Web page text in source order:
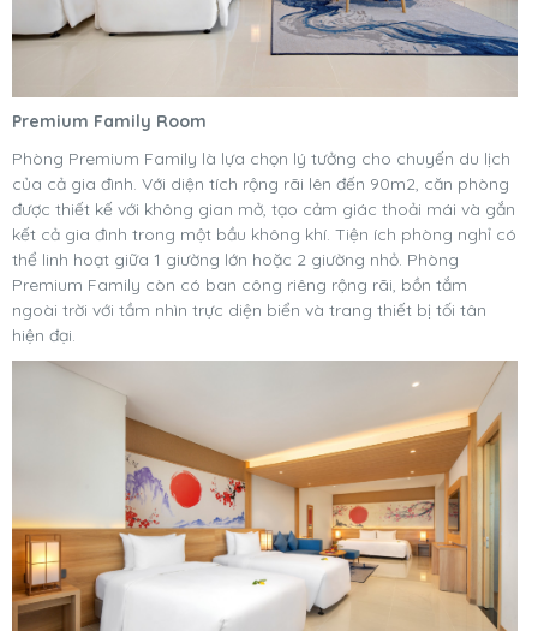
Premium Family Room
Phòng Premium Family là lựa chọn lý tưởng cho chuyến du lịch
của cả gia đình. Với diện tích rộng rãi lên đến 90m2, căn phòng
được thiết kế với không gian mở, tạo cảm giác thoải mái và gắn
kết cả gia đình trong một bầu không khí. Tiện ích phòng nghỉ có
thể linh hoạt giữa 1 giường lớn hoặc 2 giường nhỏ. Phòng
Premium Family còn có ban công riêng rộng rãi, bồn tắm
ngoài trời với tầm nhìn trực diện biển và trang thiết bị tối tân
hiện đại.